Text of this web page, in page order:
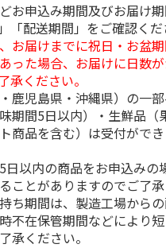
道羊
リー
＜お中元＞＜ひとと
え＞３層デザートジ
ュレパフェ～国産フ
ルー…
4.7（10）
2,980円
(送料・税込)
＜
千
ー
(
お申込み期間及びお届け
「配送期間」をご確認くだ
お届けまでに祝日・お盆
った場合、お届けに日数
承ください。
鹿児島県・沖縄県）の一部
期間5日以内）・生鮮品（
商品を含む）は受付がで
以内の商品をお申込みの
ことがありますのでご了承
ち期間は、製造工場から
不在保管期間などにより
承ください。